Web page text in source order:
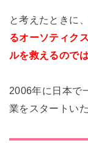
と考えたときに
るオーソティク
ルを救えるので
2006年に日本で
業をスタートい